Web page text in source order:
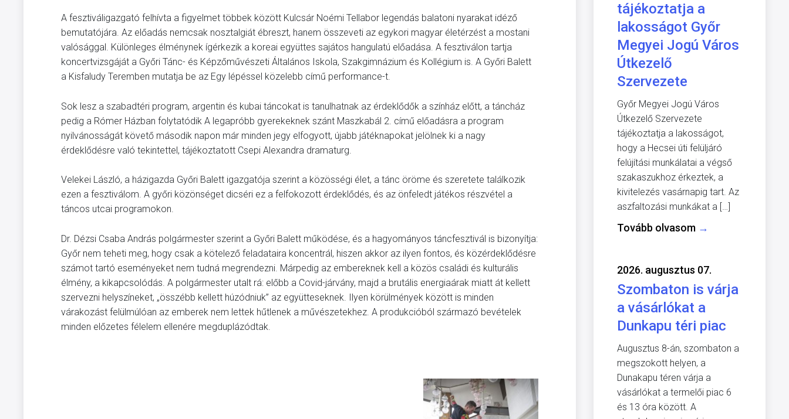
A fesztiváligazgató felhívta a figyelmet többek között Kulcsár Noémi Tellabor legendás balatoni nyarakat idéző
bemutatójára. Az előadás nemcsak nosztalgiát ébreszt, hanem összeveti az egykori magyar életérzést a mostani
valósággal. Különleges élménynek ígérkezik a koreai együttes sajátos hangulatú előadása. A fesztiválon tartja
koncertvizsgáját a Győri Tánc- és Képzőművészeti Általános Iskola, Szakgimnázium és Kollégium is. A Győri Balett
a Kisfaludy Teremben mutatja be az Egy lépéssel közelebb című performance-t.
Sok lesz a szabadtéri program, argentin és kubai táncokat is tanulhatnak az érdeklődők a színház előtt, a táncház
pedig a Rómer Házban folytatódik A legapróbb gyerekeknek szánt Maszkabál 2. című előadásra a program
nyilvánosságát követő második napon már minden jegy elfogyott, újabb játéknapokat jelölnek ki a nagy
érdeklődésre való tekintettel, tájékoztatott Csepi Alexandra dramaturg.
Velekei László, a házigazda Győri Balett igazgatója szerint a közösségi élet, a tánc öröme és szeretete találkozik
ezen a fesztiválom. A győri közönséget dicséri ez a felfokozott érdeklődés, és az önfeledt játékos részvétel a
táncos utcai programokon.
Dr. Dézsi Csaba András polgármester szerint a Győri Balett működése, és a hagyományos táncfesztivál is bizonyítja:
Győr nem teheti meg, hogy csak a kötelező feladataira koncentrál, hiszen akkor az ilyen fontos, és közérdeklődésre
számot tartó eseményeket nem tudná megrendezni. Márpedig az embereknek kell a közös családi és kulturális
élmény, a kikapcsolódás. A polgármester utalt rá: előbb a Covid-járvány, majd a brutális energiaárak miatt át kellett
szervezni helyszíneket, „összébb kellett húzódniuk” az együtteseknek. Ilyen körülmények között is minden
várakozást felülmúlóan az emberek nem lettek hűtlenek a művészetekhez. A produkcióból származó bevételek
minden előzetes félelem ellenére megduplázódtak.
tájékoztatja a
lakosságot Győr
Megyei Jogú Város
Útkezelő
Szervezete
Győr Megyei Jogú Város
Útkezelő Szervezete
tájékoztatja a lakosságot,
hogy a Hecsei úti felüljáró
felújítási munkálatai a végső
szakaszukhoz érkeztek, a
kivitelezés vasárnapig tart. Az
aszfaltozási munkákat a […]
Tovább olvasom →
2026. augusztus 07.
Szombaton is várja
a vásárlókat a
Dunkapu téri piac
Augusztus 8-án, szombaton a
megszokott helyen, a
Dunakapu téren várja a
vásárlókat a termelői piac 6
és 13 óra között. A